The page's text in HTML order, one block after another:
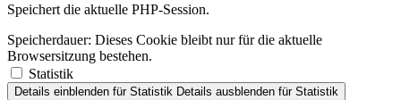
Speichert die aktuelle PHP-Session.
Speicherdauer: Dieses Cookie bleibt nur für die aktuelle
Browsersitzung bestehen.
Statistik
Details einblenden für Statistik Details ausblenden für Statistik